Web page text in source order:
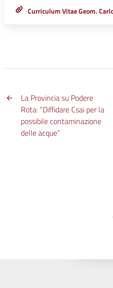
Curriculum Vitae Geom.
La Provincia su Podere
Rota: “Diffidare Csai per la
possibile contaminazione
delle acque”